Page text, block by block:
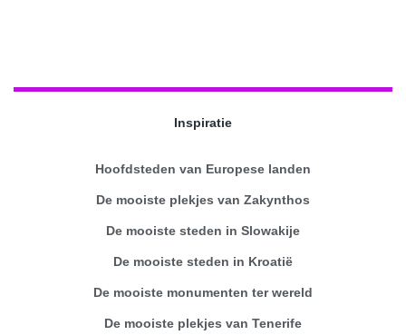
Inspiratie
Hoofdsteden van Europese landen
De mooiste plekjes van Zakynthos
De mooiste steden in Slowakije
De mooiste steden in Kroatië
De mooiste monumenten ter wereld
De mooiste plekjes van Tenerife